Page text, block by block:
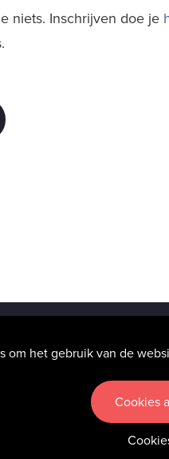
om het gebruik van de
Cookies
niets. Inschrijven doe je
wij heel belangrijk —